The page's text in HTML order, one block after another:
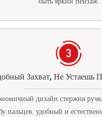
Захват, Не Устаешь
дизайн стержня
пальцев, удобный и